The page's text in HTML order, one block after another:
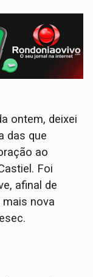
ontem, deixei
das que
ao
Foi
afinal de
mais nova